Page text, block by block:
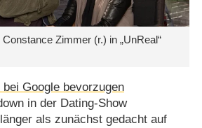
Zimmer (r.) in „UnReal“
Google bevorzugen
in der Dating-Show
als zunächst gedacht auf